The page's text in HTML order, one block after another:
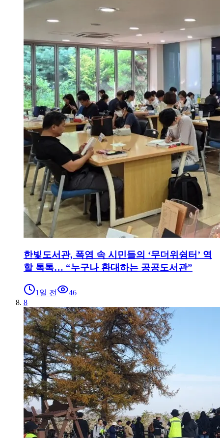
한빛도서관, 폭염 속 시민들의 ‘무더위쉼터’ 역
할 톡톡… “누구나 환대하는 공공도서관”
1일 전
46
8